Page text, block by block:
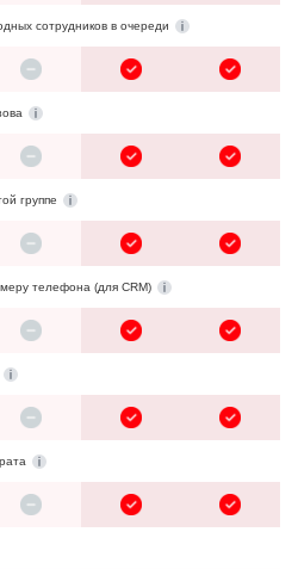
сотрудников в очереди
группе
телефона (для CRM)